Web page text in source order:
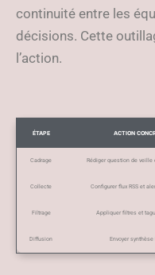
continuité entre les
décisions. Cette
l’action.
ÉTAPE ACTION
Cadrage Rédiger question de veille
Collecte Configurer flux RSS et
Filtrage Appliquer filtres et
Diffusion Envoyer